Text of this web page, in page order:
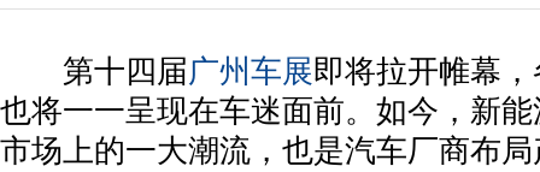
­ 第十四届广州车展即将拉开帷幕
也将一一呈现在车迷面前。如今，新
市场上的一大潮流，也是汽车厂商布